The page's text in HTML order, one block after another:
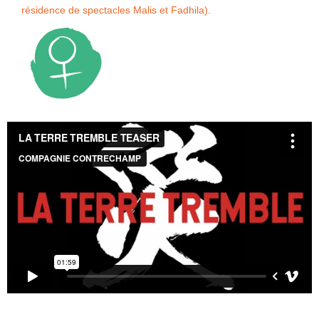
résidence de spectacles Malis et Fadhila).